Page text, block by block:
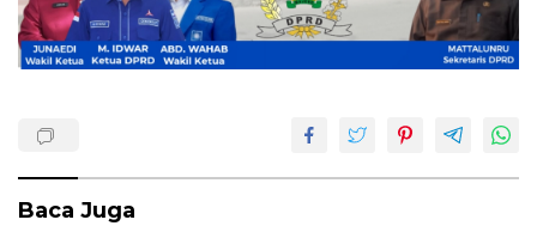
Baca Juga